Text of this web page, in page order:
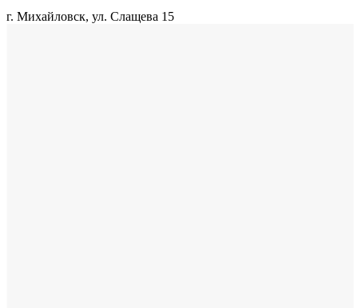
г. Михайловск, ул. Слащева 15